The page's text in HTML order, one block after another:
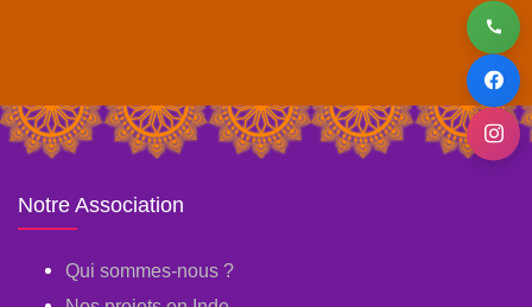
Notre Association
Qui sommes-nous ?